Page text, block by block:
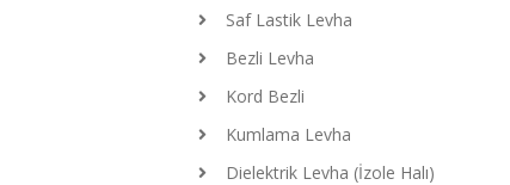
Saf Lastik Levha
Bezli Levha
Kord Bezli
Kumlama Levha
Dielektrik Levha (İzole Halı)